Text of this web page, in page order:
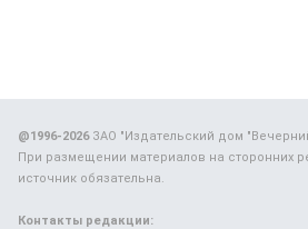
@1996-2026ЗАО "Издательский дом
При размещении материалов на сторонних
источник обязательна.
Контакты редакции: